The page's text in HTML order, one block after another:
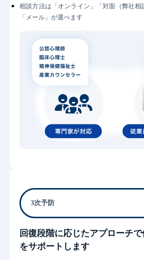
相談方法は「オンライン」「対面（弊社相
「メール」が選べます
3次予防
回復段階に応じたアプローチ
をサポートします